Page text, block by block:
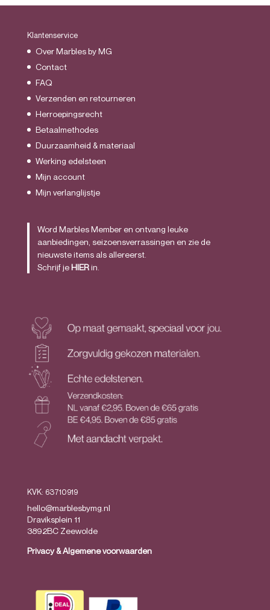
Klantenservice
Over Marbles by MG
Contact
FAQ
Verzenden en retourneren
Herroepingsrecht
Betaalmethodes
Duurzaamheid & materiaal
Werking edelsteen
Mijn account
Mijn verlanglijstje
Word Marbles Member en ontvang leuke
aanbiedingen, seizoensverrassingen en zie de
nieuwste items als allereerst.
Schrijf jeHIERin.
KVK: 63710919
hello@marblesbymg.nl
Draviksplein 11
3892BC Zeewolde
Privacy&Algemene voorwaarden